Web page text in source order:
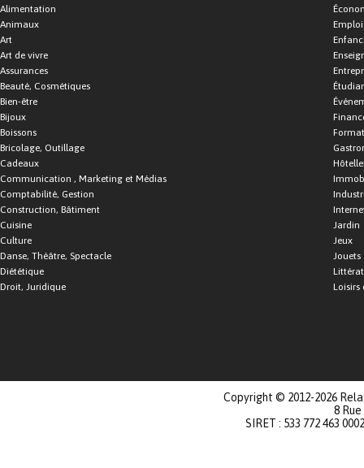
Alimentation
Animaux
Art
Art de vivre
Assurances
Beauté, Cosmétiques
Bien-être
Bijoux
Boissons
Bricolage, Outillage
Cadeaux
Communication , Marketing et Médias
Comptabilité, Gestion
Construction, Bâtiment
Cuisine
Culture
Danse, Théâtre, Spectacle
Diététique
Droit, Juridique
Emploi
Jardin
Jeux
Jouets
Loisirs
Copyright © 2012-2026
8
SIRET : 533 772 463